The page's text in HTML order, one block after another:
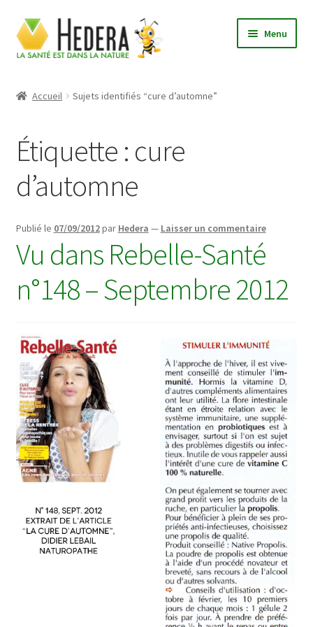
Aller
à
la
Aller
au
contenu
Menu
Boutique
Conditions Générales de Vente
Contactez-nous
Le laboratoire Hedera
Mon compte
Déconnexion
Panier
Plan du site
Procéder à l’achat
Questions fréquentes
Témoignages
Accueil Sujets identifiés “cure d’automne”
Étiquette : cure
d’automne
Publié le 07/09/2012par Hedera — Laisser un commentaire
Vu dans Rebelle-Santé
n°148 – Septembre 2012